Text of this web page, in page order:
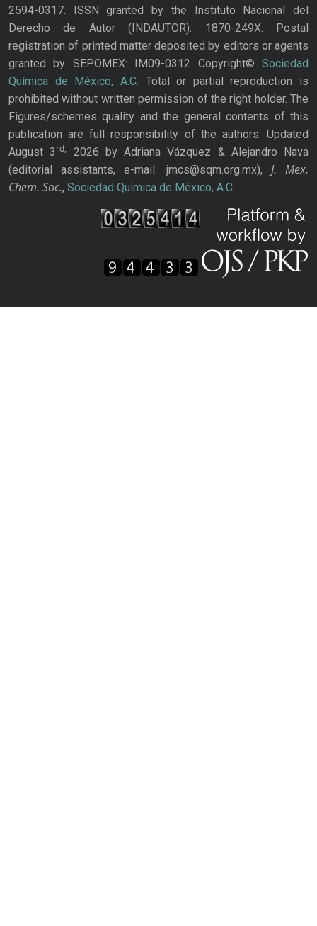
2594-0317. ISSN granted by the Instituto Nacional del
Derecho de Autor (INDAUTOR): 1870-249X. Postal
registration of printed matter deposited by editors or agents
granted by SEPOMEX: IM09-0312 Copyright© Sociedad
Química de México, A.C. Total or partial reproduction is
prohibited without written permission of the right holder. The
Figures/schemes quality and the general contents of this
publication are full responsibility of the authors. Updated
August 3rd,
2026 by Adriana Vázquez & Alejandro Nava
(editorial assistants, e-mail: jmcs@sqm.org.mx), J. Mex.
Chem. Soc., Sociedad Química de México, A.C.